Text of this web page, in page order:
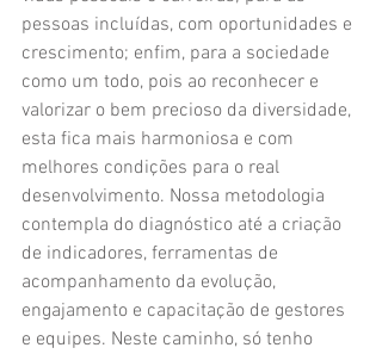
pessoas incluídas, com oportunidades e
crescimento; enfim, para a sociedade
como um todo, pois ao reconhecer e
valorizar o bem precioso da diversidade,
esta fica mais harmoniosa e com
melhores condições para o real
desenvolvimento. Nossa metodologia
contempla do diagnóstico até a criação
de indicadores, ferramentas de
acompanhamento da evolução,
engajamento e capacitação de gestores
e equipes. Neste caminho, só tenho